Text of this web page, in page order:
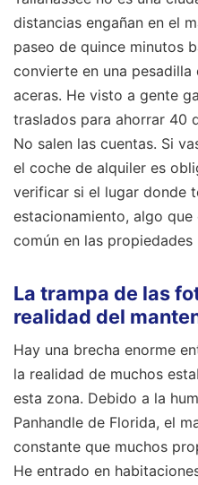
distancias engañan en el
paseo de quince minutos
convierte en una
aceras. He visto a gente
traslados para ahorrar 40
No salen las cuentas. Si
el coche de alquiler es
verificar si el lugar donde
estacionamiento, algo
común en las
La trampa de las
realidad del
Hay una brecha enorme
la realidad de muchos
esta zona. Debido a la
Panhandle de Florida, el
constante que muchos
He entrado en